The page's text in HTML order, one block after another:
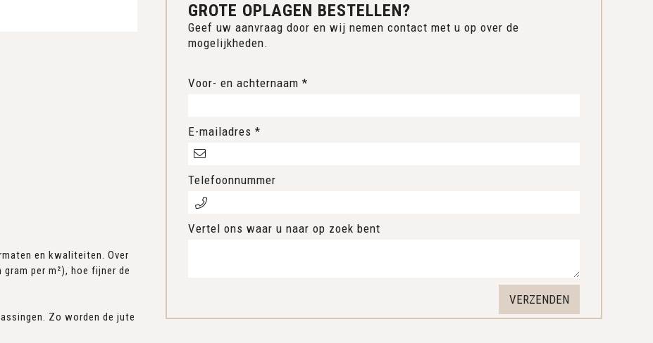
en kwaliteiten. Over
per m²), hoe fijner de
Zo worden de jute
GROTE OPLAGEN BESTELLEN?
Geef uw aanvraag door en wij nemen contact met u op over de
mogelijkheden.
Voor- en achternaam *
E-mailadres *
Telefoonnummer
Vertel ons waar u naar op zoek bent